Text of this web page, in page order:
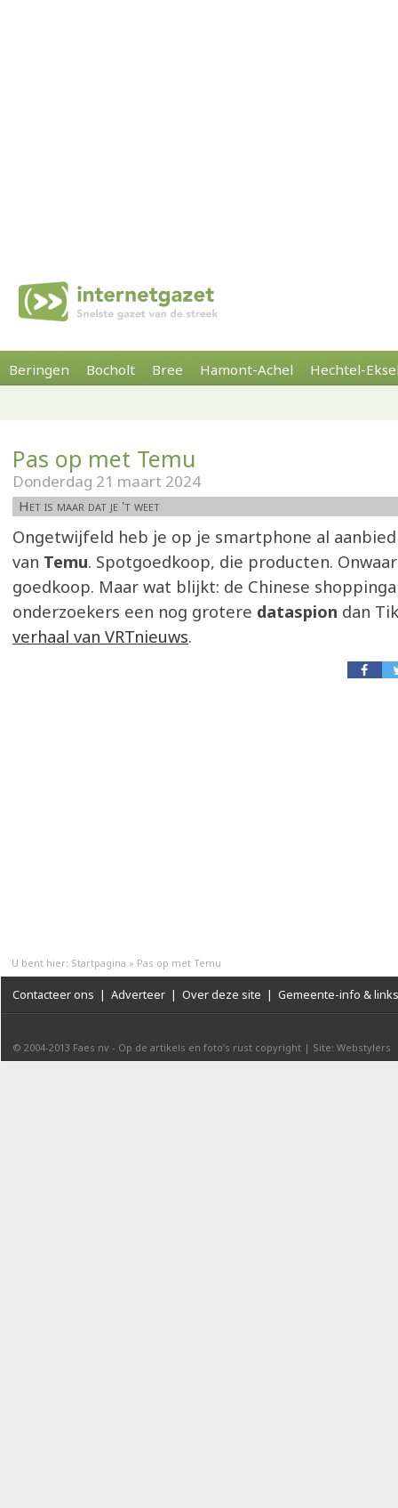
Beringen Bocholt Bree Hamont-Achel Hechtel-
Pas op met Temu
Donderdag 21 maart 2024
Het is maar dat je 't weet
Ongetwijfeld heb je op je smartphone al
van Temu. Spotgoedkoop, die producten.
goedkoop. Maar wat blijkt: de Chinese
onderzoekers een nog grotere dataspion dan
verhaal van VRTnieuws.
U bent hier: Startpagina » Pas op met Temu
Contacteer ons | Adverteer | Over deze site | Gemeente-info & links
© 2004-2013 Faes nv - Op de artikels en foto’s rust copyright | Site: Webstylers